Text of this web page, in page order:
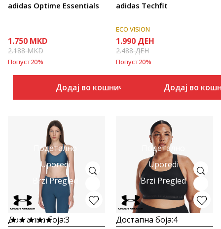
adidas Optime Essentials
1.750 MKD
2.188MKD
Попуст20%
Додај во кошничка
adidas Techfit
ECO VISION
1.990 ДЕН
2.488ДЕН
Попуст20%
Додај во
Подетално
Uporedi
Brzi Pregled
Достапна боја:3
Подетално
Uporedi
Brzi Pregled
Достапна боја:4